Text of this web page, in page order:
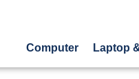
Computer Laptop